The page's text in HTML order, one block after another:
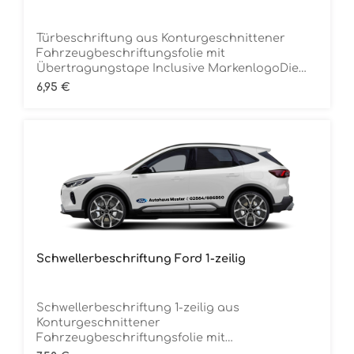
Türbeschriftung aus Konturgeschnittener
Fahrzeugbeschriftungsfolie mit
Übertragungstape Inclusive MarkenlogoDie
Folie ist Rückstandsfrei entfernbar Ca. 70 cm
breitMindestbestellmenge 12 Stück (für 6
Regulärer Preis:
6,95 €
Schwellerbeschriftung Ford 1-zeilig
Schwellerbeschriftung 1-zeilig aus
Konturgeschnittener
Fahrzeugbeschriftungsfolie mit